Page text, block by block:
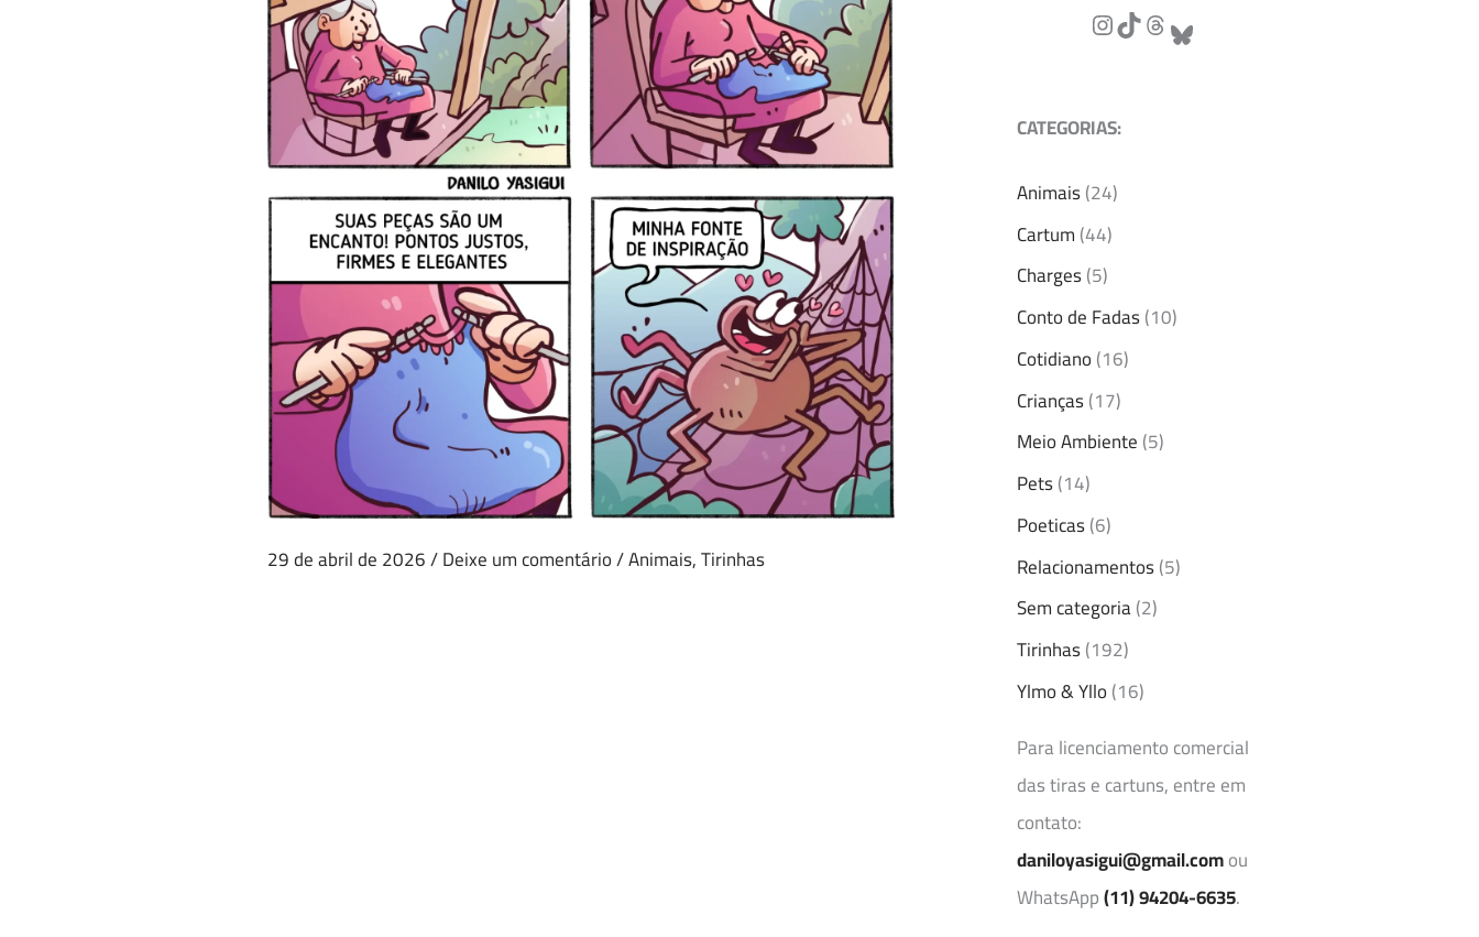
29 de abril de 2026/Deixe um comentário/Animais,Tirinhas
CATEGORIAS:
Animais(24)
Cartum(44)
Charges(5)
Conto de Fadas(10)
Cotidiano(16)
Crianças(17)
Meio Ambiente(5)
Pets(14)
Poeticas(6)
Relacionamentos(5)
Sem categoria(2)
Tirinhas(192)
Ylmo & Yllo(16)
Para licenciamento comercial
das tiras e cartuns, entre em
contato:
daniloyasigui@gmail.comou
WhatsApp(11) 94204-6635.